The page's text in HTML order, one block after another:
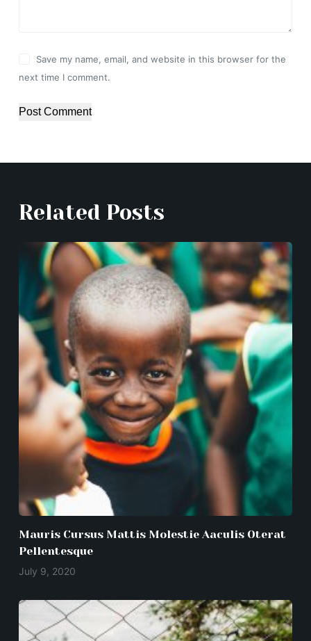
Save my name, email, and website in this browser for the
next time I comment.
Post Comment
Related Posts
Mauris Cursus Mattis Molestie Aaculis Oterat
Pellentesque
July 9, 2020